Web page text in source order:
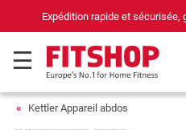
Expédition rapide et sécurisée,
Kettler Appareil abdos